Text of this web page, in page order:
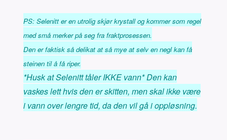
PS: Selenitt er en utrolig skjør krystall og kommer som regel
med små merker på seg fra fraktprosessen.
Den er faktisk så delikat at så mye at selv en negl kan få
steinen til å få riper.
*Husk at Selenitt tåler IKKE vann* Den kan
vaskes lett hvis den er skitten, men skal ikke være
i vann over lengre tid, da den vil gå i oppløsning.